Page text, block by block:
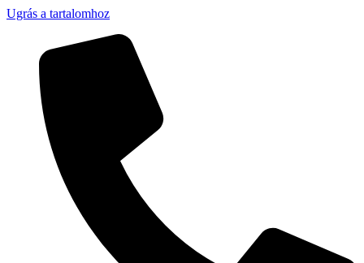
Ugrás a tartalomhoz